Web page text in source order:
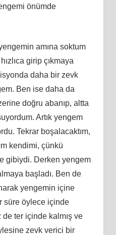
önümde
amına soktum
girip çıkmaya
daha bir zevk
Ben ise daha da
doğru abanıp, altta
Artık yengem
Tekrar boşalacaktım,
kendimi, çünkü
gibiydi. Derken yengem
başladı. Ben de
yengemin içine
süre öylece içinde
de ter içinde kalmış ve
zevk verici bir